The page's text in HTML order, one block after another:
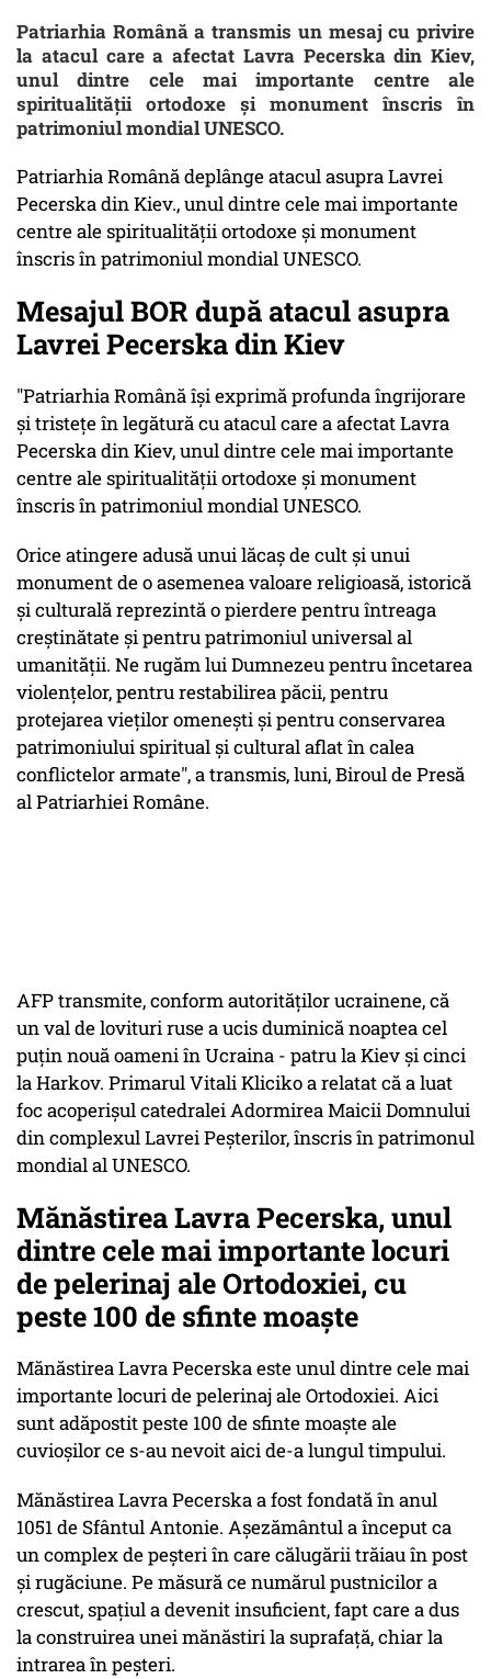
Patriarhia Română a transmis un mesaj cu privire
la atacul care a afectat Lavra Pecerska din Kiev,
unul dintre cele mai importante centre ale
spiritualităţii ortodoxe şi monument înscris în
patrimoniul mondial UNESCO.
Patriarhia Română deplânge atacul asupra Lavrei
Pecerska din Kiev., unul dintre cele mai importante
centre ale spiritualităţii ortodoxe şi monument
înscris în patrimoniul mondial UNESCO.
Mesajul BOR după atacul asupra
Lavrei Pecerska din Kiev
"Patriarhia Română își exprimă profunda îngrijorare
și tristețe în legătură cu atacul care a afectat Lavra
Pecerska din Kiev, unul dintre cele mai importante
centre ale spiritualității ortodoxe și monument
înscris în patrimoniul mondial UNESCO.
Orice atingere adusă unui lăcaş de cult şi unui
monument de o asemenea valoare religioasă, istorică
şi culturală reprezintă o pierdere pentru întreaga
creştinătate şi pentru patrimoniul universal al
umanităţii. Ne rugăm lui Dumnezeu pentru încetarea
violenţelor, pentru restabilirea păcii, pentru
protejarea vieţilor omeneşti şi pentru conservarea
patrimoniului spiritual şi cultural aflat în calea
conflictelor armate", a transmis, luni, Biroul de Presă
al Patriarhiei Române.
AFP transmite, conform autorităților ucrainene, că
un val de lovituri ruse a ucis duminică noaptea cel
puţin nouă oameni în Ucraina - patru la Kiev şi cinci
la Harkov. Primarul Vitali Kliciko a relatat că a luat
foc acoperişul catedralei Adormirea Maicii Domnului
din complexul Lavrei Peşterilor, înscris în patrimonul
mondial al UNESCO.
Mănăstirea Lavra Pecerska, unul
dintre cele mai importante locuri
de pelerinaj ale Ortodoxiei, cu
peste 100 de sfinte moaște
Mănăstirea Lavra Pecerska este unul dintre cele mai
importante locuri de pelerinaj ale Ortodoxiei. Aici
sunt adăpostit peste 100 de sfinte moaște ale
cuvioșilor ce s-au nevoit aici de-a lungul timpului.
Mănăstirea Lavra Pecerska a fost fondată în anul
1051 de Sfântul Antonie. Așezământul a început ca
un complex de peșteri în care călugării trăiau în post
și rugăciune. Pe măsură ce numărul pustnicilor a
crescut, spațiul a devenit insuficient, fapt care a dus
la construirea unei mănăstiri la suprafață, chiar la
intrarea în peșteri.